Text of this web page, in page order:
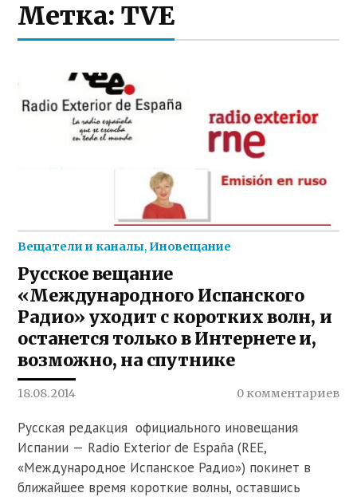
Метка:TVE
Вещатели и каналы, Иновещание
Русское вещание
«Международного Испанского
Радио» уходит с коротких волн, и
останется только в Интернете и,
возможно, на спутнике
18.08.2014 0 комментариев
Русская редакция официального иновещания
Испании — Radio Exterior de España (REE,
«Международное Испанское Радио») покинет в
ближайшее время короткие волны, оставшись